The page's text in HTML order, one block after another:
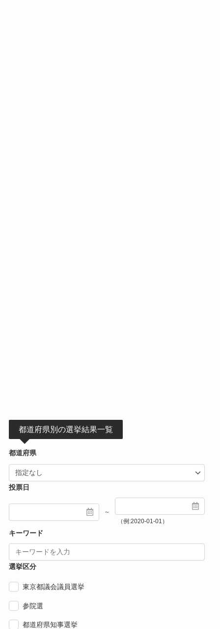
都道府県別の選挙結果一覧
都道府県
投票日
～
（例:2020-01-01）
キーワード
選挙区分
東京都議会議員選挙
参院選
都道府県知事選挙